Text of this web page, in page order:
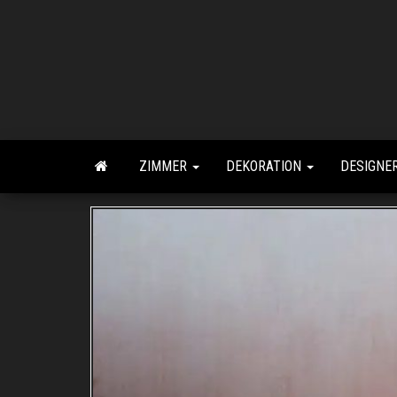
ZIMMER DEKORATION